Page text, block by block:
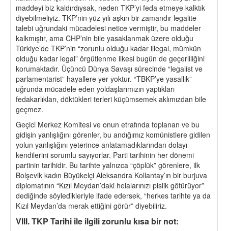
maddeyi biz kaldırdıysak, neden TKP’yi feda etmeye kalktık
diyebilmeliyiz. TKP’nin yüz yılı aşkın bir zamandır legalite
talebi uğrundaki mücadelesi netice vermiştir, bu maddeler
kalkmıştır, ama CHP’nin bile yasaklanmak üzere olduğu
Türkiye’de TKP’nin “zorunlu olduğu kadar illegal, mümkün
olduğu kadar legal” örgütlenme ilkesi bugün de geçerliliğini
korumaktadır. Üçüncü Dünya Savaşı sürecinde “legalist ve
parlamentarist” hayallere yer yoktur. “TBKP’ye yasallık”
uğrunda mücadele eden yoldaşlarımızın yaptıkları
fedakarlıkları, döktükleri terleri küçümsemek aklımızdan bile
geçmez.
Geçici Merkez Komitesi ve onun etrafında toplanan ve bu
gidişin yanlışlığını görenler, bu andığımız komünistlere gidilen
yolun yanlışlığını yeterince anlatamadıklarından dolayı
kendilerini sorumlu sayıyorlar. Parti tarihinin her dönemi
partinin tarihidir. Bu tarihte yalnızca “çöplük” görenlere, ilk
Bolşevik kadın Büyükelçi Aleksandra Kollantay’ın bir burjuva
diplomatının “Kızıl Meydan’daki helalarınızı pislik götürüyor”
dediğinde söyledikleriyle ifade edersek, “herkes tarihte ya da
Kızıl Meydan’da merak ettiğini görür” diyebiliriz.
VIII. TKP Tarihi ile ilgili zorunlu kısa bir not: